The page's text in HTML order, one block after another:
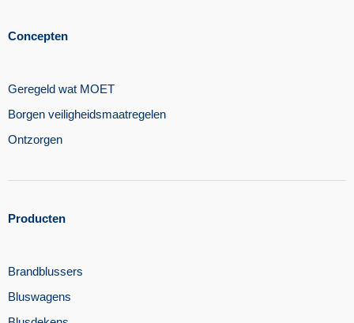
Concepten
Geregeld wat MOET
Borgen veiligheidsmaatregelen​
Ontzorgen
Producten
Brandblussers
Bluswagens